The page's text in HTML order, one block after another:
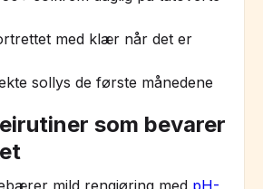
med klær når det er
sollys de første månedene
som bevarer
mild rengjøring med pH-